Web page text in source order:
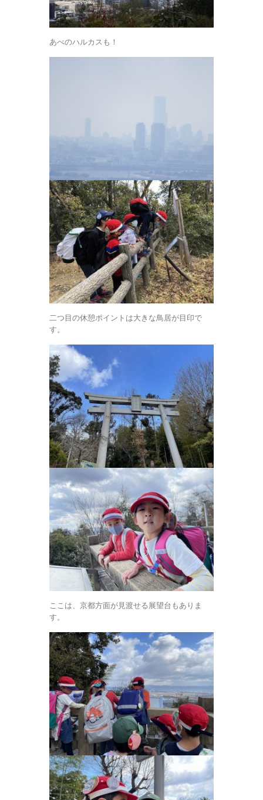
あべのハルカスも！
二つ目の休憩ポイントは大きな鳥居が目印で
す。
ここは、京都方面が見渡せる展望台もありま
す。